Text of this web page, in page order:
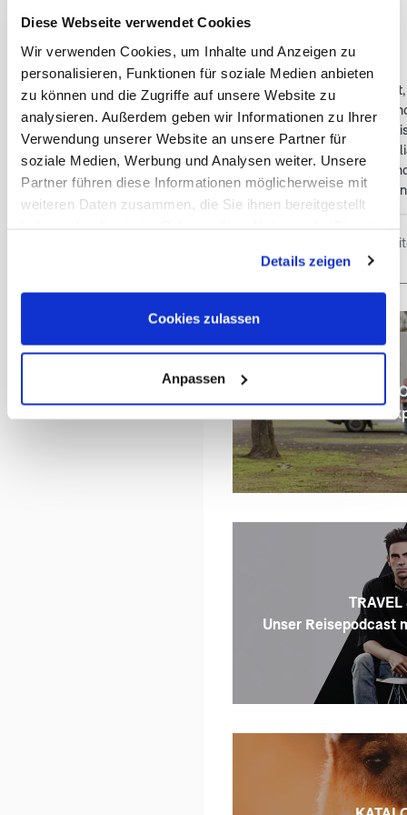
Diese Webseite verwendet Cookies
Wir verwenden Cookies, um Inhalte und Anzeigen zu
personalisieren, Funktionen für soziale Medien anbieten
zu können und die Zugriffe auf unsere Website zu
analysieren. Außerdem geben wir Informationen zu Ihrer
Verwendung unserer Website an unsere Partner für
soziale Medien, Werbung und Analysen weiter. Unsere
Partner führen diese Informationen möglicherweise mit
weiteren Daten zusammen, die Sie ihnen bereitgestellt
Cookies, wenn Sie unsere Webseite weiterhin nutzen.
Details zeigen
Cookies zulassen
Anpassen
★ ★ ★ ★
Wir haben lange
Australien und
dann im Internet nach
Anfragen gestellt.
letztendlich überzeugt
zusammengestellt. Alle
berücksichtigt und uns
war ein Traum und bleibt
Erinnerung. Wir sind
Unlimited entschieden
weiterempfehlen. Bei
auch während der Reise
Antwort, sodass man
Bewertungen
JETZT
Britz -
TRAVEL
Unser Reisepodcast